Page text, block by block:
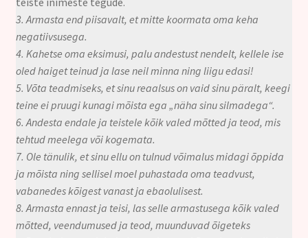
3. Armasta end piisavalt, et mitte koormata oma keha
negatiivsusega.
4. Kahetse oma eksimusi, palu andestust nendelt, kellele ise
oled haiget teinud ja lase neil minna ning liigu edasi!
5. Võta teadmiseks, et sinu reaalsus on vaid sinu päralt, keegi
teine ei pruugi kunagi mõista ega „näha sinu silmadega“.
6. Andesta endale ja teistele kõik valed mõtted ja teod, mis
tehtud meelega või kogemata.
7. Ole tänulik, et sinu ellu on tulnud võimalus midagi õppida
ja mõista ning sellisel moel puhastada oma teadvust,
vabanedes kõigest vanast ja ebaolulisest.
8. Armasta ennast ja teisi, las selle armastusega kõik valed
mõtted, veendumused ja teod, muunduvad õigeteks